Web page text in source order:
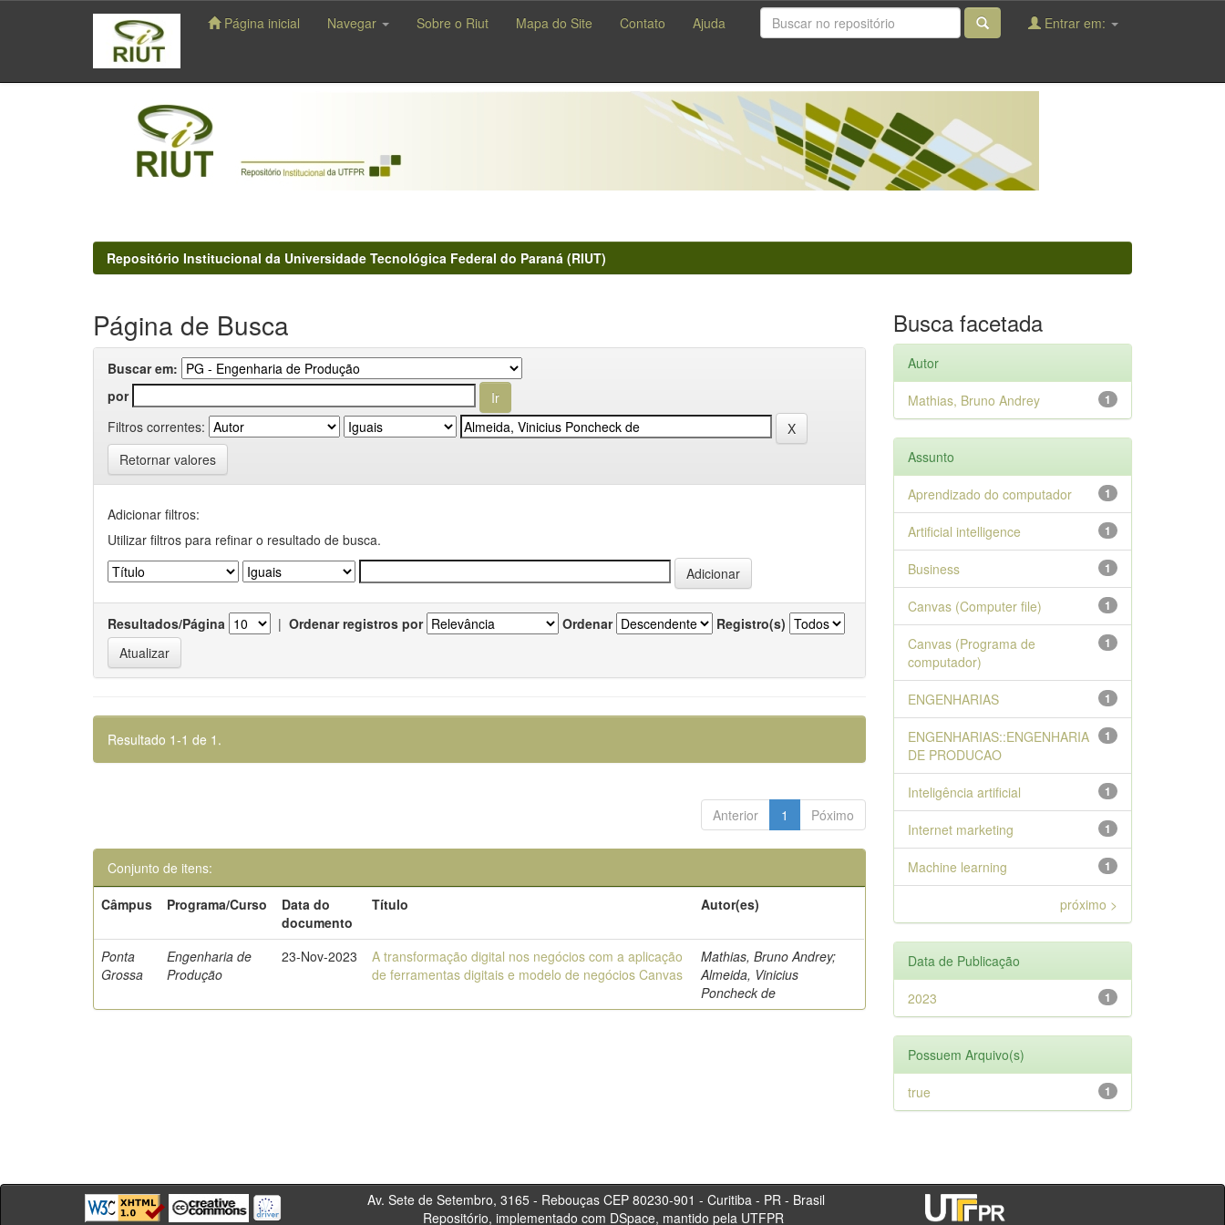
navigation
Página inicial Navegar Sobre o Riut Mapa do Site Contato Ajuda Entrar em:
Repositório Institucional da Universidade Tecnológica Federal do Paraná (RIUT)
Página de Busca
Buscar em:
por
Filtros correntes:
Retornar valores
Adicionar filtros:
Utilizar filtros para refinar o resultado de busca.
Resultados/Página | Ordenar registros por Ordenar Registro(s)
Resultado 1-1 de 1.
Anterior 1 Póximo
Conjunto de itens:
Câmpus
Programa/Curso
Data do
documento
Título Autor(es)
Ponta
Grossa
Engenharia de
Produção
23-Nov-2023
A transformação digital nos negócios com a aplicação
de ferramentas digitais e modelo de negócios Canvas
Mathias, Bruno Andrey;
Almeida, Vinicius
Poncheck de
Busca facetada
Autor
1
Mathias, Bruno Andrey
Assunto
1
Aprendizado do computador
1
Artificial intelligence
1
Business
1
Canvas (Computer file)
1
Canvas (Programa de
computador)
1
ENGENHARIAS
1
ENGENHARIAS::ENGENHARIA
DE PRODUCAO
1
Inteligência artificial
1
Internet marketing
1
Machine learning
próximo >
Data de Publicação
1
2023
Possuem Arquivo(s)
1
true
Av. Sete de Setembro, 3165 - Rebouças CEP 80230-901 - Curitiba - PR - Brasil
Repositório, implementado com DSpace, mantido pela UTFPR